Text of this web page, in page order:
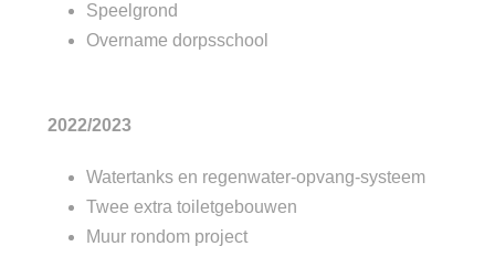
Speelgrond
Overname dorpsschool
2022/2023
Watertanks en regenwater-opvang-systeem
Twee extra toiletgebouwen
Muur rondom project